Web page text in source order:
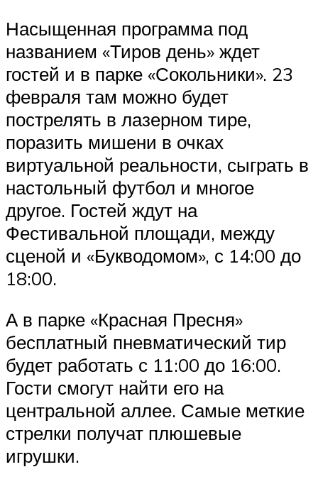
Насыщенная программа под
названием «Тиров день» ждет
гостей и в парке «Сокольники». 23
февраля там можно будет
пострелять в лазерном тире,
поразить мишени в очках
виртуальной реальности, сыграть в
настольный футбол и многое
другое. Гостей ждут на
Фестивальной площади, между
сценой и «Букводомом», с 14:00 до
18:00.
А в парке «Красная Пресня»
бесплатный пневматический тир
будет работать с 11:00 до 16:00.
Гости смогут найти его на
центральной аллее. Самые меткие
стрелки получат плюшевые
игрушки.